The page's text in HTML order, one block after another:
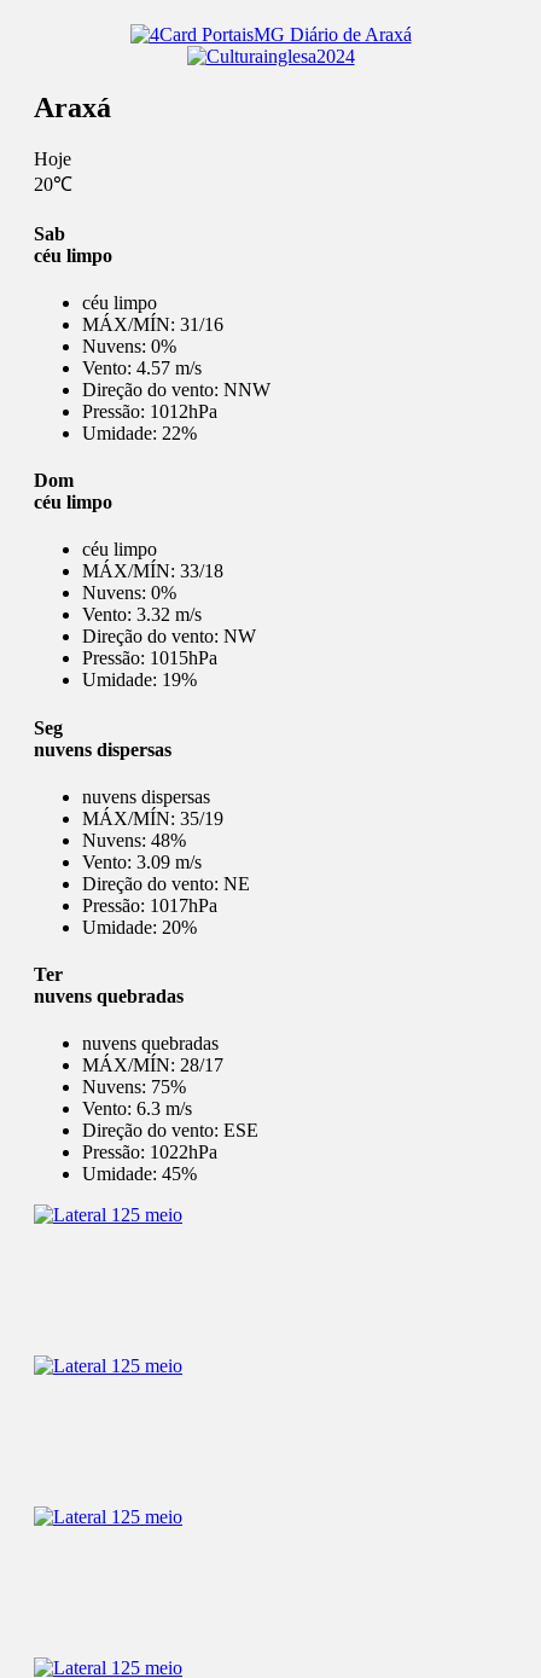
Araxá
Hoje
20℃
Sab
céu limpo
céu limpo
MÁX/MÍN: 31/16
Nuvens: 0%
Vento: 4.57 m/s
Direção do vento: NNW
Pressão: 1012hPa
Umidade: 22%
Dom
céu limpo
céu limpo
MÁX/MÍN: 33/18
Nuvens: 0%
Vento: 3.32 m/s
Direção do vento: NW
Pressão: 1015hPa
Umidade: 19%
Seg
nuvens dispersas
nuvens dispersas
MÁX/MÍN: 35/19
Nuvens: 48%
Vento: 3.09 m/s
Direção do vento: NE
Pressão: 1017hPa
Umidade: 20%
Ter
nuvens quebradas
nuvens quebradas
MÁX/MÍN: 28/17
Nuvens: 75%
Vento: 6.3 m/s
Direção do vento: ESE
Pressão: 1022hPa
Umidade: 45%